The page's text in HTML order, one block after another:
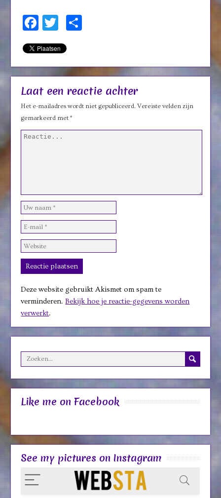
Facebook
Twitter
Laat een reactie achter
Het e-mailadres wordt niet gepubliceerd. Vereiste velden zijn
gemarkeerd met*
Deze website gebruikt Akismet om spam te
verminderen.Bekijk hoe je reactie-gegevens worden
verwerkt.
Like me on Facebook
See my pictures on Instagram